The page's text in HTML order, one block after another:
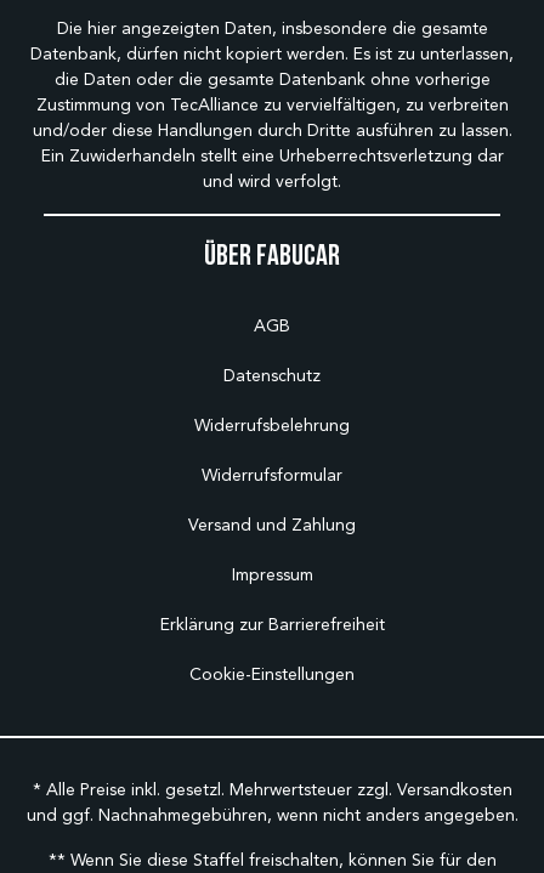
Über Fabucar
AGB
Datenschutz
Widerrufsbelehrung
Widerrufsformular
Versand und Zahlung
Impressum
Erklärung zur Barrierefreiheit
Cookie-Einstellungen
Die hier angezeigten Daten, insbesondere die gesamte
Datenbank, dürfen nicht kopiert werden. Es ist zu unterlassen,
die Daten oder die gesamte Datenbank ohne vorherige
Zustimmung von TecAlliance zu vervielfältigen, zu verbreiten
und/oder diese Handlungen durch Dritte ausführen zu lassen.
Ein Zuwiderhandeln stellt eine Urheberrechtsverletzung dar
und wird verfolgt.
* Alle Preise inkl. gesetzl. Mehrwertsteuer zzgl. Versandkosten
und ggf. Nachnahmegebühren, wenn nicht anders angegeben.
** Wenn Sie diese Staffel freischalten, können Sie für den